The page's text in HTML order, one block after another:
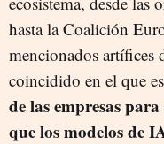
hasta la Coalición
mencionados artífices
coincidido en el que
de las empresas
que los modelos de